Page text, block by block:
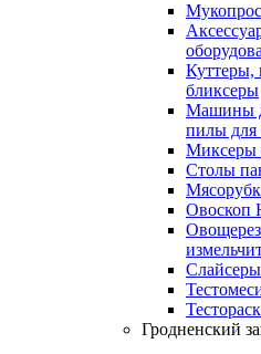
Куттеры,
бликсеры
Машины
пилы для
Миксеры
Столы
Овоскоп
Гродненский